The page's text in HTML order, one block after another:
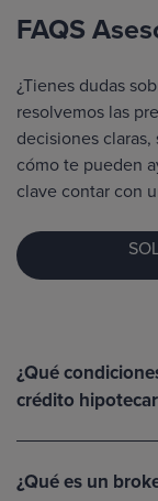
FAQS
¿Tienes dudas
resolvemos las
decisiones
cómo te pueden
clave contar con
¿Qué
crédito
¿Qué es un